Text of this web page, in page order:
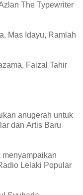
The Typewriter
Mas Idayu, Ramlah
Faizal Tahir
anugerah untuk
dan Artis Baru
Lelaki Popular